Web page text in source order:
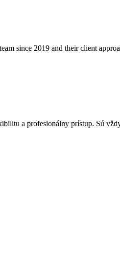
since 2019 and their client
a profesionálny prístup. Sú